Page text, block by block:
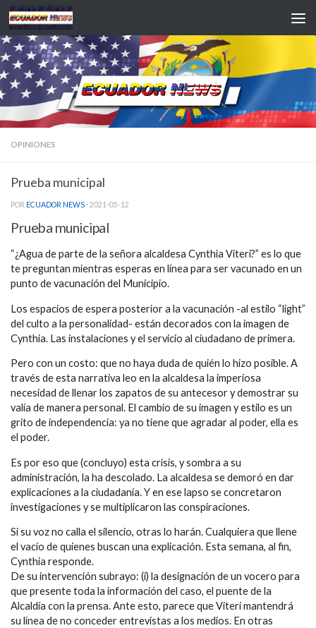
Saltar al contenido
OPINIONES
Prueba municipal
POR ECUADOR NEWS · 2021-05-12
Prueba municipal
“¿Agua de parte de la señora alcaldesa Cynthia Viteri?” es lo que
te preguntan mientras esperas en línea para ser vacunado en un
punto de vacunación del Municipio.
Los espacios de espera posterior a la vacunación -al estilo “light”
del culto a la personalidad- están decorados con la imagen de
Cynthia. Las instalaciones y el servicio al ciudadano de primera.
Pero con un costo: que no haya duda de quién lo hizo posible. A
través de esta narrativa leo en la alcaldesa la imperiosa
necesidad de llenar los zapatos de su antecesor y demostrar su
valía de manera personal. El cambio de su imagen y estilo es un
grito de independencia: ya no tiene que agradar al poder, ella es
el poder.
Es por eso que (concluyo) esta crisis, y sombra a su
administración, la ha descolado. La alcaldesa se demoró en dar
explicaciones a la ciudadanía. Y en ese lapso se concretaron
investigaciones y se multiplicaron las conspiraciones.
Si su voz no calla el silencio, otras lo harán. Cualquiera que llene
el vacío de quienes buscan una explicación. Esta semana, al fin,
Cynthia responde.
De su intervención subrayo: (i) la designación de un vocero para
que presente toda la información del caso, el puente de la
Alcaldía con la prensa. Ante esto, parece que Viteri mantendrá
su línea de no conceder entrevistas a los medios. En otras